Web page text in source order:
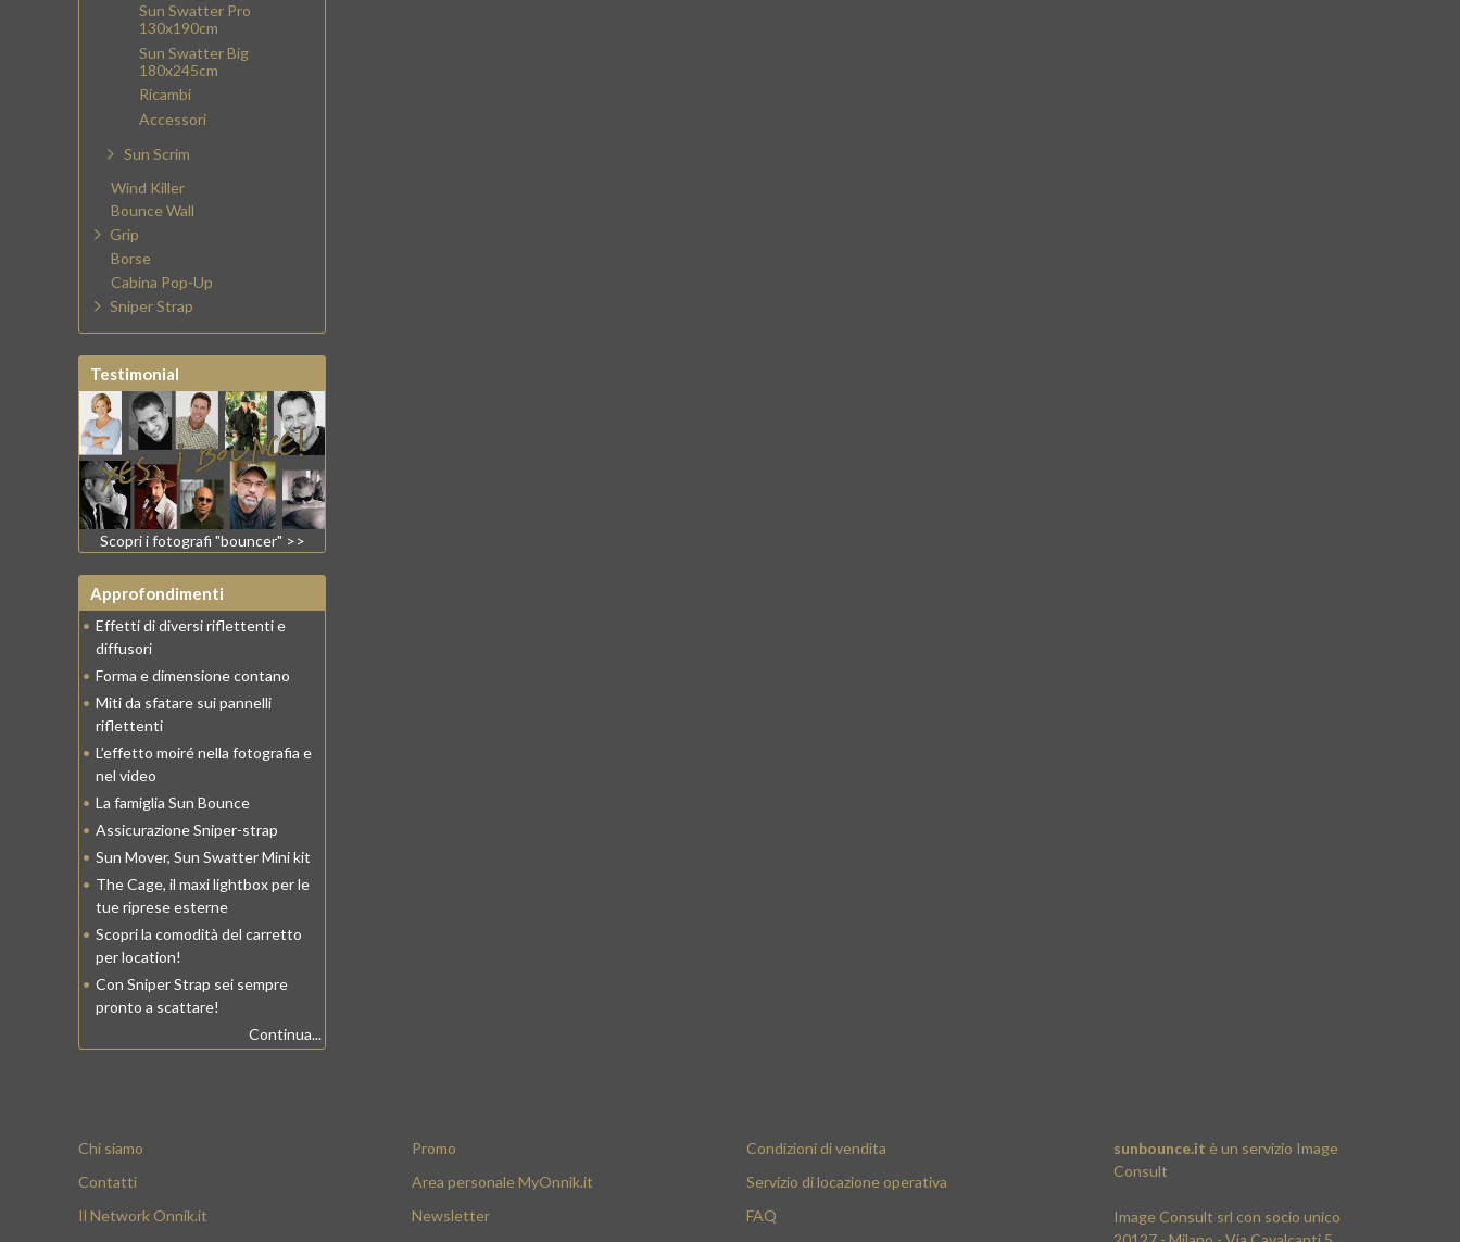
Sun Swatter Pro
130x190cm
Sun Swatter Big
180x245cm
Ricambi
Accessori
Sun Scrim
Wind Killer
Bounce Wall
Grip
Borse
Cabina Pop-Up
Sniper Strap
Testimonial
Scopri i fotografi "bouncer" >>
Approfondimenti
• Effetti di diversi riflettenti e
diffusori
• Forma e dimensione contano
• Miti da sfatare sui pannelli
riflettenti
• L’effetto moiré nella fotografia e
nel video
• La famiglia Sun Bounce
• Assicurazione Sniper-strap
• Sun Mover, Sun Swatter Mini kit
• The Cage, il maxi lightbox per le
tue riprese esterne
• Scopri la comodità del carretto
per location!
• Con Sniper Strap sei sempre
pronto a scattare!
Continua...
Chi siamo
Contatti
Il Network Onnik.it
Promo
Area personale MyOnnik.it
Newsletter
Condizioni di vendita
Servizio di locazione operativa
FAQ
sunbounce.it è un servizio Image
Consult
Image Consult srl con socio unico